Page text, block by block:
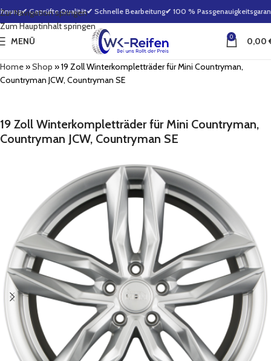
Zur Navigation springen
Zum Hauptinhalt springen
✔ Geprüfte Qualität✔ Schnelle Bearbeitung✔ 100 %
MENÜ 0 0,00
Home»Shop »19 Zoll Winterkompletträder für Mini Countryman,
Countryman JCW, Countryman SE
19 Zoll Winterkompletträder für Mini Countryman,
Countryman JCW, Countryman SE